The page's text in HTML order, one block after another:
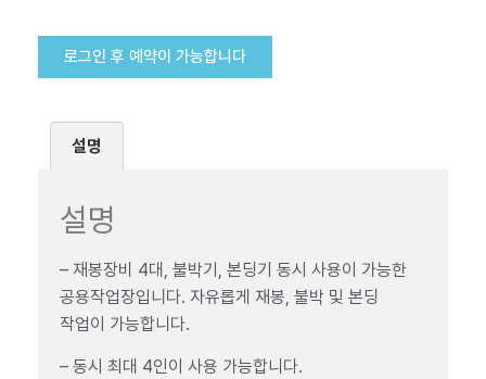
로그인 후 예약이 가능합니다
설명
설명
– 재봉장비 4대, 불박기, 본딩기 동시 사용이 가능한
공용작업장입니다. 자유롭게 재봉, 불박 및 본딩
작업이 가능합니다.
– 동시 최대 4인이 사용 가능합니다.